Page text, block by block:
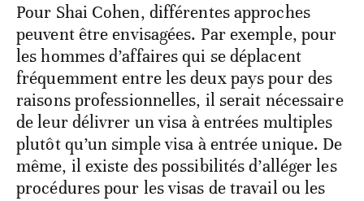
Pour Shai Cohen, différentes approches
peuvent être envisagées. Par exemple, pour
les hommes d’affaires qui se déplacent
fréquemment entre les deux pays pour des
raisons professionnelles, il serait nécessaire
de leur délivrer un visa à entrées multiples
plutôt qu’un simple visa à entrée unique. De
même, il existe des possibilités d’alléger les
procédures pour les visas de travail ou les